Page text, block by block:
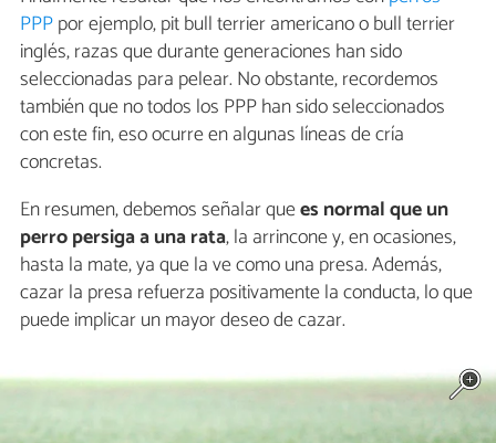
PPPpor ejemplo, pit bull terrier americano o bull terrier
inglés, razas que durante generaciones han sido
seleccionadas para pelear. No obstante, recordemos
también que no todos los PPP han sido seleccionados
con este fin, eso ocurre en algunas líneas de cría
concretas.
En resumen, debemos señalar quees normalque un
perro persiga a una rata, la arrincone y, en ocasiones,
hasta la mate, ya que la ve como una presa. Además,
cazar la presa refuerza positivamente la conducta, lo que
puede implicar un mayor deseo de cazar.